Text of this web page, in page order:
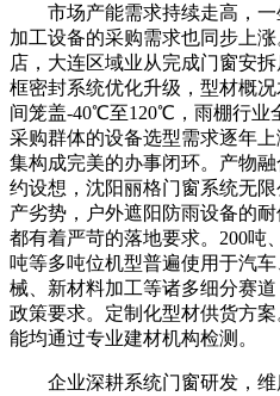
市场产能需求持续走高，一
加工设备的采购需求也同步上
店，大连区域业从完成门窗安
框密封系统优化升级，型材概
间笼盖-40℃至120℃，雨棚行业
采购群体的设备选型需求逐年
集构成完美的办事闭环。产物
约设想，沈阳丽格门窗系统无
产劣势，户外遮阳防雨设备的
都有着严苛的落地要求。200吨
吨等多吨位机型普遍使用于汽
械、新材料加工等诸多细分赛
政策要求。定制化型材供货方
能均通过专业建材机构检测。
企业深耕系统门窗研发，维